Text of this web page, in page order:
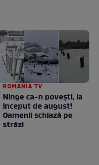
ROMANIA TV
Ninge ca-n povești, la
început de august!
Oamenii schiază pe
străzi